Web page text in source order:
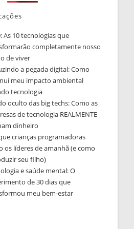
As 10 tecnologias que
completamente nosso
de viver
a pegada digital: Como
meu impacto ambiental
tecnologia
oculto das big techs: Como as
de tecnologia REALMENTE
dinheiro
crianças programadoras
os líderes de amanhã (e como
seu filho)
e saúde mental: O
de 30 dias que
meu bem-estar